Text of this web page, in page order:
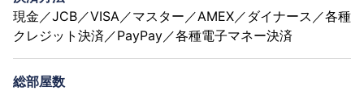
現金／JCB／VISA／マスター／AMEX／ダイナース／各種
クレジット決済／PayPay／各種電子マネー決済
総部屋数